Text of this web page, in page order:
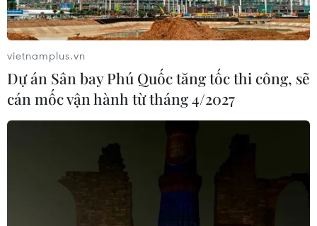
Xung đột tại Trung Đông: Tàu hàng
Ấn Độ bị đánh chìm trên Biển Đỏ
05/08/2026 04:40
Israel phát triển xét nghiệm máu đơn
giản giúp phát hiện sớm ung thư
Italy có thể tham gia cơ chế xác minh
vietnamplus.vn
Dự án Sân bay Phú Quốc tăng tốc thi công, sẽ
cán mốc vận hành từ tháng 4/2027